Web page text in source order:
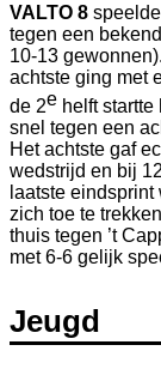
VALTO 8
tegen een
10-13
achtste ging met
de 2e helft startte
snel tegen een
Het achtste gaf
wedstrijd en bij
laatste
zich toe te
thuis tegen ’t
met 6-6 gelijk
Jeugd